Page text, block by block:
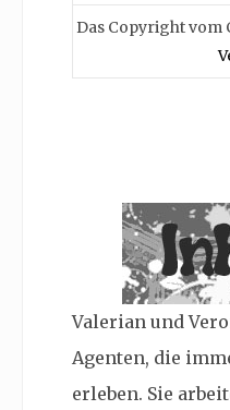
Das Copyright vom
Valerian und
Agenten, die
erleben. Sie